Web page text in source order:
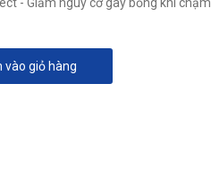
vào giỏ hàng